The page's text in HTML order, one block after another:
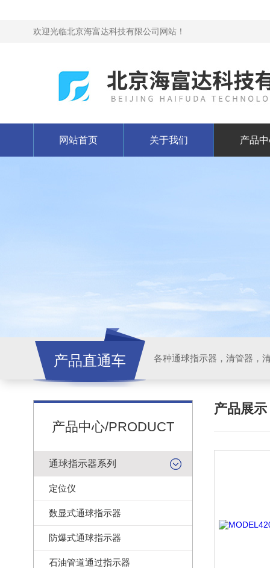
欢迎光临北京海富达科技有限公司网站！
网站首页 关于我们 产品
产品直通车 各种通球指示器，清管器，
产品中心/PRODUCT
通球指示器系列
定位仪
数显式通球指示器
防爆式通球指示器
石油管道通过指示器
产品展示